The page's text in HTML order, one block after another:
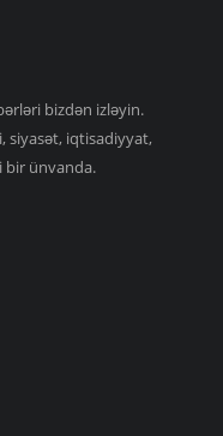
bizdən izləyin.
siyasət, iqtisadiyyat,
bir ünvanda.